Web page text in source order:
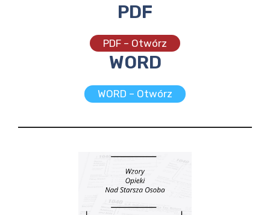
PDF
PDF – Otwórz
WORD
WORD – Otwórz